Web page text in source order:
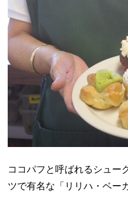
ココパフと呼ばれるシュー
ツで有名な「リリハ・ベー